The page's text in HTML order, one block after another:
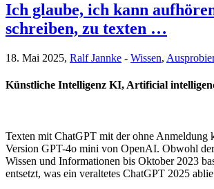
Ich glaube, ich kann
schreiben, zu texten …
18. Mai 2025, Ralf Jannke - Wissen,
Künstliche Intelligenz KI, Artificial
Texten mit ChatGPT mit der ohne Anmeldung
Version GPT-4o mini von OpenAI. Obwohl
Wissen und Informationen bis Oktober 2023
entsetzt, was ein veraltetes ChatGPT 2025